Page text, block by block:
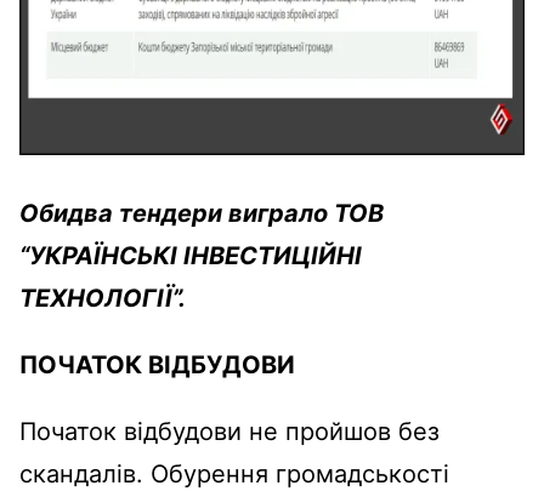
Обидва тендери виграло ТОВ
“УКРАЇНСЬКІ ІНВЕСТИЦІЙНІ
ТЕХНОЛОГІЇ”.
ПОЧАТОК ВІДБУДОВИ
Початок відбудови не пройшов без
скандалів. Обурення громадськості